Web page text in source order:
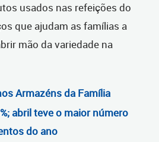
usados nas refeições do
que ajudam as famílias a
mão da variedade na
Armazéns da Família
abril teve o maior número
do ano